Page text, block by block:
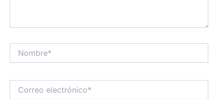
Nombre*
electrónico*